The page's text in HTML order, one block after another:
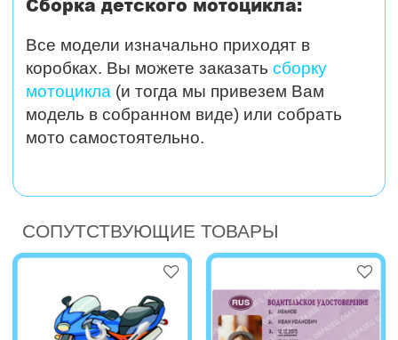
Все модели изначально приходят в
коробках. Вы можете заказать сборку
мотоцикла (и тогда мы привезем Вам
модель в собранном виде) или собрать
мото самостоятельно.
СОПУТСТВУЮЩИЕ ТОВАРЫ